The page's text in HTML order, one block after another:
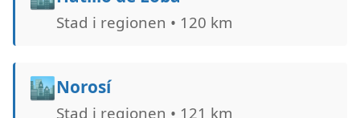
Stad i regionen • 120 km
🏙️Norosí
Stad i regionen • 121 km